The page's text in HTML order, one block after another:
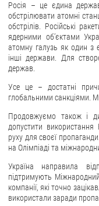
ЗВЕРНЕННЯ ГРОМАДЯН
Звернення громадян
Електронне звернення
ДОСТУП ДО ПУБЛІЧНОЇ
Організація доступу до
Облік публічної інформації
Питання запобігання корупції
Публічні закупівлі
Внутрішній аудит
ДЕРЖАВНИЙ РЕЄСТР САНКЦІЙ
Росія – це єдина
обстрілювати атомні
обстрілів. Російські
ядерними об’єктами
атомну галузь як один з
інші держави. Для
держав.
Усе це – достатні
глобальними санкціями.
Продовжуємо також і
допустити використання
руху для своєї
на Олімпіаді та
Україна направила
підтримують
компанії, які точно
використали заради